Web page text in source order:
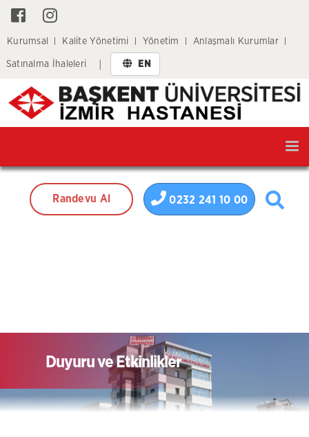
Kurumsal Kalite Yönetimi Yönetim Anlaşmalı Kurumlar
Satınalma İhaleleri EN
Randevu Al 0232 241 10 00
Duyuru ve Etkinlikler